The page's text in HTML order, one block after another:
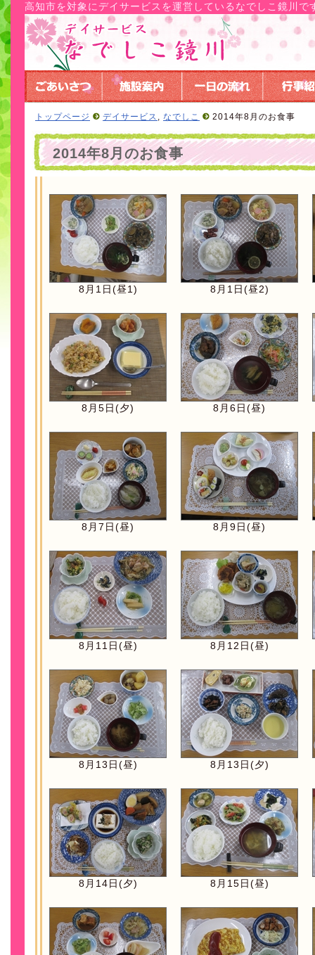
高知市を対象にデイサービスを運営しているなでしこ鏡川で
トップページ デイサービス , なでしこ 2014年8月のお食事
2014年8月のお食事
8月1日(昼1) 8月1日(昼2)
8月5日(夕) 8月6日(昼)
8月7日(昼) 8月9日(昼)
8月11日(昼) 8月12日(昼)
8月13日(昼) 8月13日(夕)
8月14日(夕) 8月15日(昼)